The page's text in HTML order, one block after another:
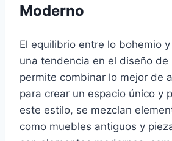
Moderno
El equilibrio entre lo bohemio
una tendencia en el diseño de
permite combinar lo mejor de
para crear un espacio único y
este estilo, se mezclan
como muebles antiguos y